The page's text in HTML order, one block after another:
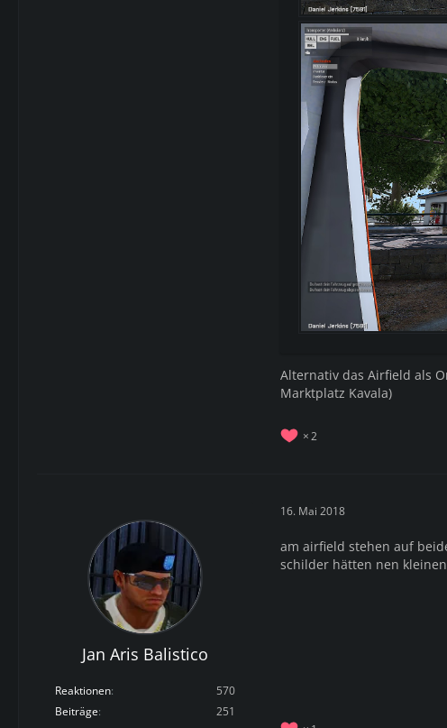
Alternativ das Airfield als
Marktplatz Kavala)
2
Jan Aris Balistico
Reaktionen
570
Beiträge
251
16. Mai 2018
am airfield stehen auf
schilder hätten nen